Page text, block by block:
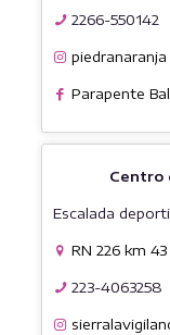
2266-550142
piedranaranja
Parapente
Centro
Escalada
RN 226 km 43
223-4063258